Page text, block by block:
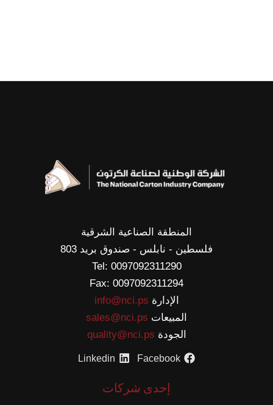
المنطقة الصناعية الشرقية
فلسطين - نابلس - صندوق بريد 803
Tel: 0097092311290
Fax: 0097092311294
الإدارة info@nci.ps
المبيعات sales@nci.ps
الجودة quality@nci.ps
Facebook
Linkedin
إحدى شركات